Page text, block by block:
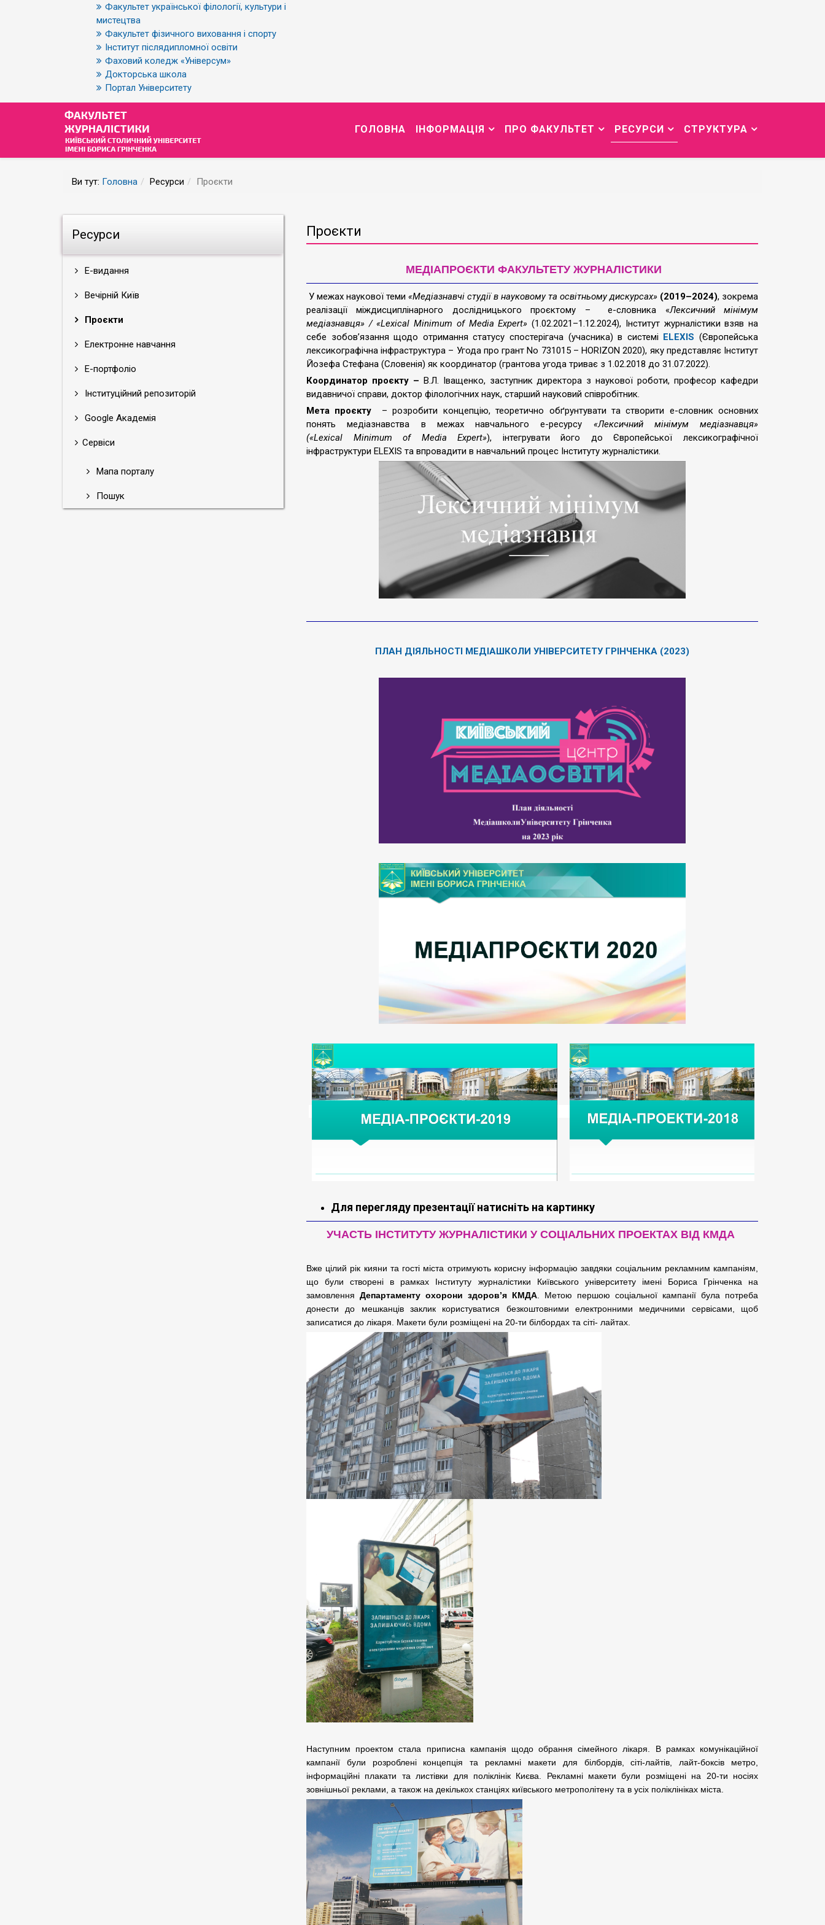
Факультет української філології, культури і
мистецтва
Факультет фізичного виховання і спорту
Інститут післядипломної освіти
Фаховий коледж «Універсум»
Докторська школа
Портал Університету
ГОЛОВНА ІНФОРМАЦІЯ ПРО ФАКУЛЬТЕТ РЕСУРСИ СТРУКТУРА
Ви тут: Головна Ресурси Проєкти
Ресурси
Е-видання
Вечірній Київ
Проєкти
Електронне навчання
Е-портфоліо
Інституційний репозиторій
Google Академія
Сервіси
Мапа порталу
Пошук
Проєкти
МЕДІАПРОЄКТИ ФАКУЛЬТЕТУ ЖУРНАЛІСТИКИ
У межах наукової теми «Медіазнавчі студії в науковому та освітньому дискурсах» (2019–2024), зокрема
реалізації міждисциплінарного дослідницького проєктому – е-словника «Лексичний мінімум
медіазнавця» / «Lexical Minimum of Media Expert» (1.02.2021–1.12.2024), Інститут журналістики взяв на
себе зобов’язання щодо отримання статусу спостерігача (учасника) в системі ELEXIS (Європейська
лексикографічна інфраструктура – Угода про грант No 731015 – HORIZON 2020), яку представляє Інститут
Йозефа Стефана (Словенія) як координатор (грантова угода триває з 1.02.2018 до 31.07.2022).
Координатор проєкту – В.Л. Іващенко, заступник директора з наукової роботи, професор кафедри
видавничої справи, доктор філологічних наук, старший науковий співробітник.
Мета проєкту – розробити концепцію, теоретично обґрунтувати та створити е-словник основних
понять медіазнавства в межах навчального е-ресурсу «Лексичний мінімум медіазнавця»
(«Lexical Minimum of Media Expert»), інтегрувати його до Європейської лексикографічної
інфраструктури ELEXIS та впровадити в навчальний процес Інституту журналістики.
ПЛАН ДІЯЛЬНОСТІ МЕДІАШКОЛИ УНІВЕРСИТЕТУ ГРІНЧЕНКА (2023)
Для перегляду презентації натисніть на картинку
УЧАСТЬ ІНСТИТУТУ ЖУРНАЛІСТИКИ У СОЦІАЛЬНИХ ПРОЕКТАХ ВІД КМДА
Вже цілий рік кияни та гості міста отримують корисну інформацію завдяки соціальним рекламним кампаніям,
що були створені в рамках Інституту журналістики Київського університету імені Бориса Грінченка на
замовлення Департаменту охорони здоров’я КМДА
Метою першою соціальної кампанії була потреба
донести до мешканців заклик користуватися безкоштовними електронними медичними сервісами, щоб
записатися до лікаря. Макети були розміщені на 20-ти білбордах та сіті- лайтах.
Наступним проектом стала приписна кампанія щодо обрання сімейного лікаря. В рамках комунікаційної
кампанії були розроблені концепція та рекламні макети для білбордів, сіті-лайтів, лайт-боксів метро,
інформаційні плакати та листівки для поліклінік Києва. Рекламні макети були розміщені на 20-ти носіях
зовнішньої реклами, а також на декількох станціях київського метрополітену та в усіх поліклініках міста.